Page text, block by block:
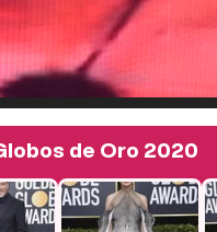
de Oro 2020